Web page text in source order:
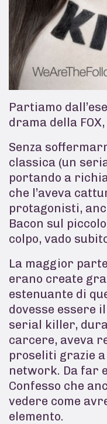
Partiamo
drama della FOX,
Senza
classica (un
portando a
che l’aveva
protagonisti,
Bacon sul
colpo, vado
La maggior
erano create
estenuante di
dovesse essere
serial killer,
carcere, aveva
proseliti grazie
network. Da far
Confesso che
vedere come
elemento.